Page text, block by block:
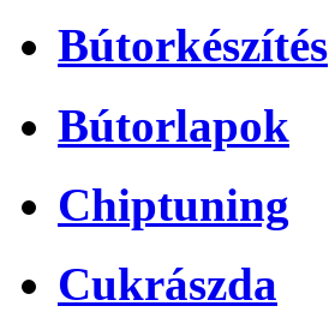
Bútorkészítés
Bútorlapok
Chiptuning
Cukrászda